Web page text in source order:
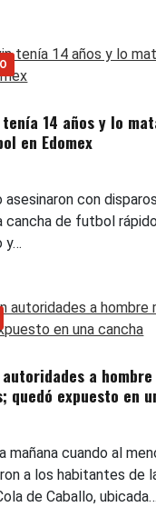
tenía 14 años y lo
en Edomex
asesinaron con
cancha de futbol
y…
autoridades a
quedó expuesto en
mañana cuando al
a los habitantes de
de Caballo, ubicada…